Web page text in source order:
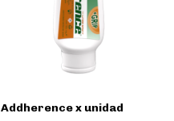
Addherence x unidad